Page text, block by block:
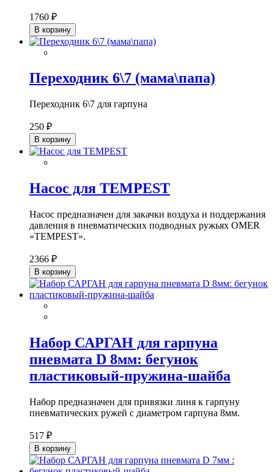
1760 ₽
В корзину
Переходник 6\7 (мама\папа)
Переходник 6\7 для гарпуна
250 ₽
В корзину
Насос для TEMPEST
Насос предназначен для закачки воздуха и поддержания
давления в пневматических подводных ружьях OMER
«TEMPEST».
2366 ₽
В корзину
Набор САРГАН для гарпуна
пневмата D 8мм: бегунок
пластиковый-пружина-шайба
Набор предназначен для привязки линя к гарпуну
пневматических ружей с диаметром гарпуна 8мм.
517 ₽
В корзину